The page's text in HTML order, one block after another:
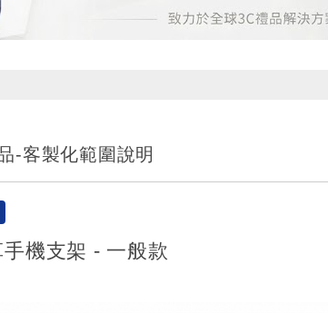
-客製化範圍說明
機支架 - 一般款